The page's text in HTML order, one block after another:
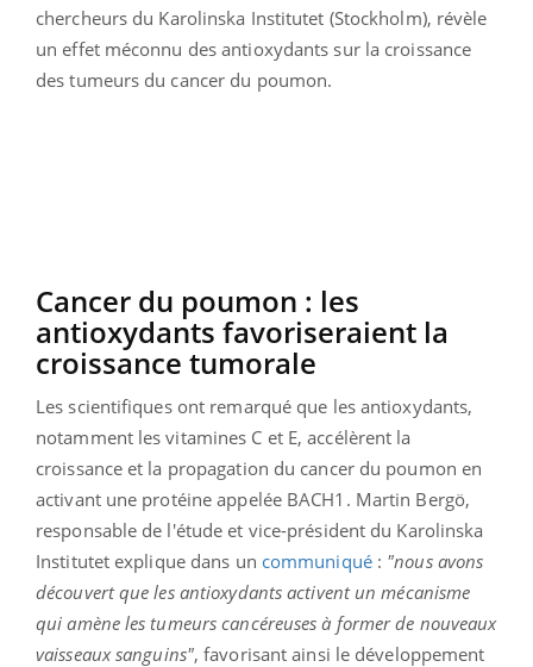
chercheurs du Karolinska Institutet (Stockholm), révèle
un effet méconnu des antioxydants sur la croissance
des tumeurs du cancer du poumon.
Cancer du poumon : les
antioxydants favoriseraient la
croissance tumorale
Les scientifiques ont remarqué que les antioxydants,
notamment les vitamines C et E, accélèrent la
croissance et la propagation du cancer du poumon en
activant une protéine appelée BACH1 . Martin Bergö,
responsable de l'étude et vice-président du Karolinska
Institutet expliquedans un communiqué: "nous avons
découvert que les antioxydants activent un mécanisme
qui amène les tumeurs cancéreuses à former de nouveaux
vaisseaux sanguins", favorisant ainsi le développement